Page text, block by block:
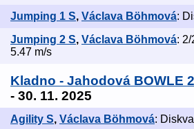
Jumping 1 S, Václava Böhmová:
Jumping 2 S, Václava Böhmová: 2/
5.47 m/s
Kladno - Jahodová BOWLE
- 30. 11. 2025
Agility S, Václava Böhmová: